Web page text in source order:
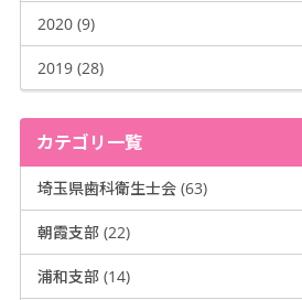
2020 (9)
2019 (28)
カテゴリ一覧
埼玉県歯科衛生士会 (63)
朝霞支部 (22)
浦和支部 (14)